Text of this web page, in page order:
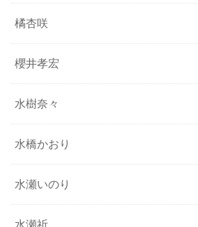
橘杏咲
櫻井孝宏
水樹奈々
水橋かおり
水瀬いのり
水瀬祈